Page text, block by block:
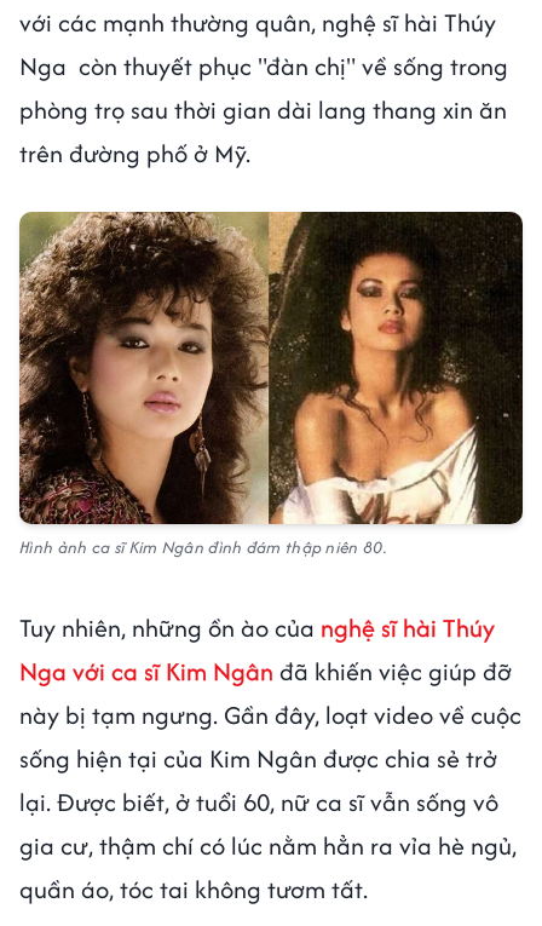
với các mạnh thường quân, nghệ sĩ hài Thúy
Nga còn thuyết phục "đàn chị" về sống trong
phòng trọ sau thời gian dài lang thang xin ăn
trên đường phố ở Mỹ.
Hình ảnh ca sĩ Kim Ngân đình đám thập niên 80.
Tuy nhiên, những ồn ào của nghệ sĩ hài Thúy
Nga với ca sĩ Kim Ngân đã khiến việc giúp đỡ
này bị tạm ngưng. Gần đây, loạt video về cuộc
sống hiện tại của Kim Ngân được chia sẻ trở
lại. Được biết, ở tuổi 60, nữ ca sĩ vẫn sống vô
gia cư, thậm chí có lúc nằm hẳn ra vỉa hè ngủ,
quần áo, tóc tai không tươm tất.